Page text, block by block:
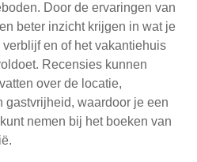
Door de ervaringen van
beter inzicht krijgen in wat je
en of het vakantiehuis
Recensies kunnen
over de locatie,
gastvrijheid, waardoor je een
nemen bij het boeken van